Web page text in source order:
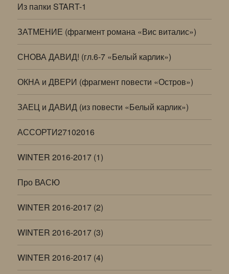
Из папки START-1
ЗАТМЕНИЕ (фрагмент романа «Вис виталис»)
СНОВА ДАВИД! (гл.6-7 «Белый карлик»)
ОКНА и ДВЕРИ (фрагмент повести «Остров»)
ЗАЕЦ и ДАВИД (из повести «Белый карлик»)
АССОРТИ27102016
WINTER 2016-2017 (1)
Про ВАСЮ
WINTER 2016-2017 (2)
WINTER 2016-2017 (3)
WINTER 2016-2017 (4)